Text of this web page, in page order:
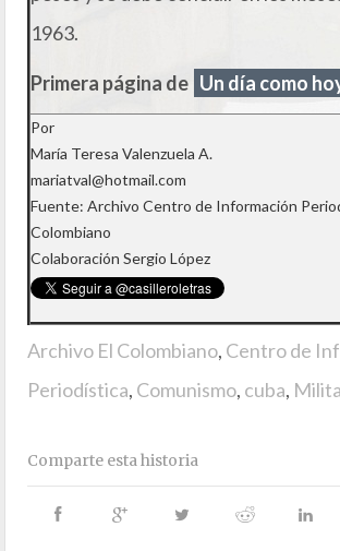
1963.
Primera página de Un día como
Por
María Teresa Valenzuela A.
mariatval@hotmail.com
Fuente: Archivo Centro de Información
Colombiano
Colaboración Sergio López
Archivo El Colombiano, Centro de
Periodística, Comunismo, cuba,
Comparte esta historia